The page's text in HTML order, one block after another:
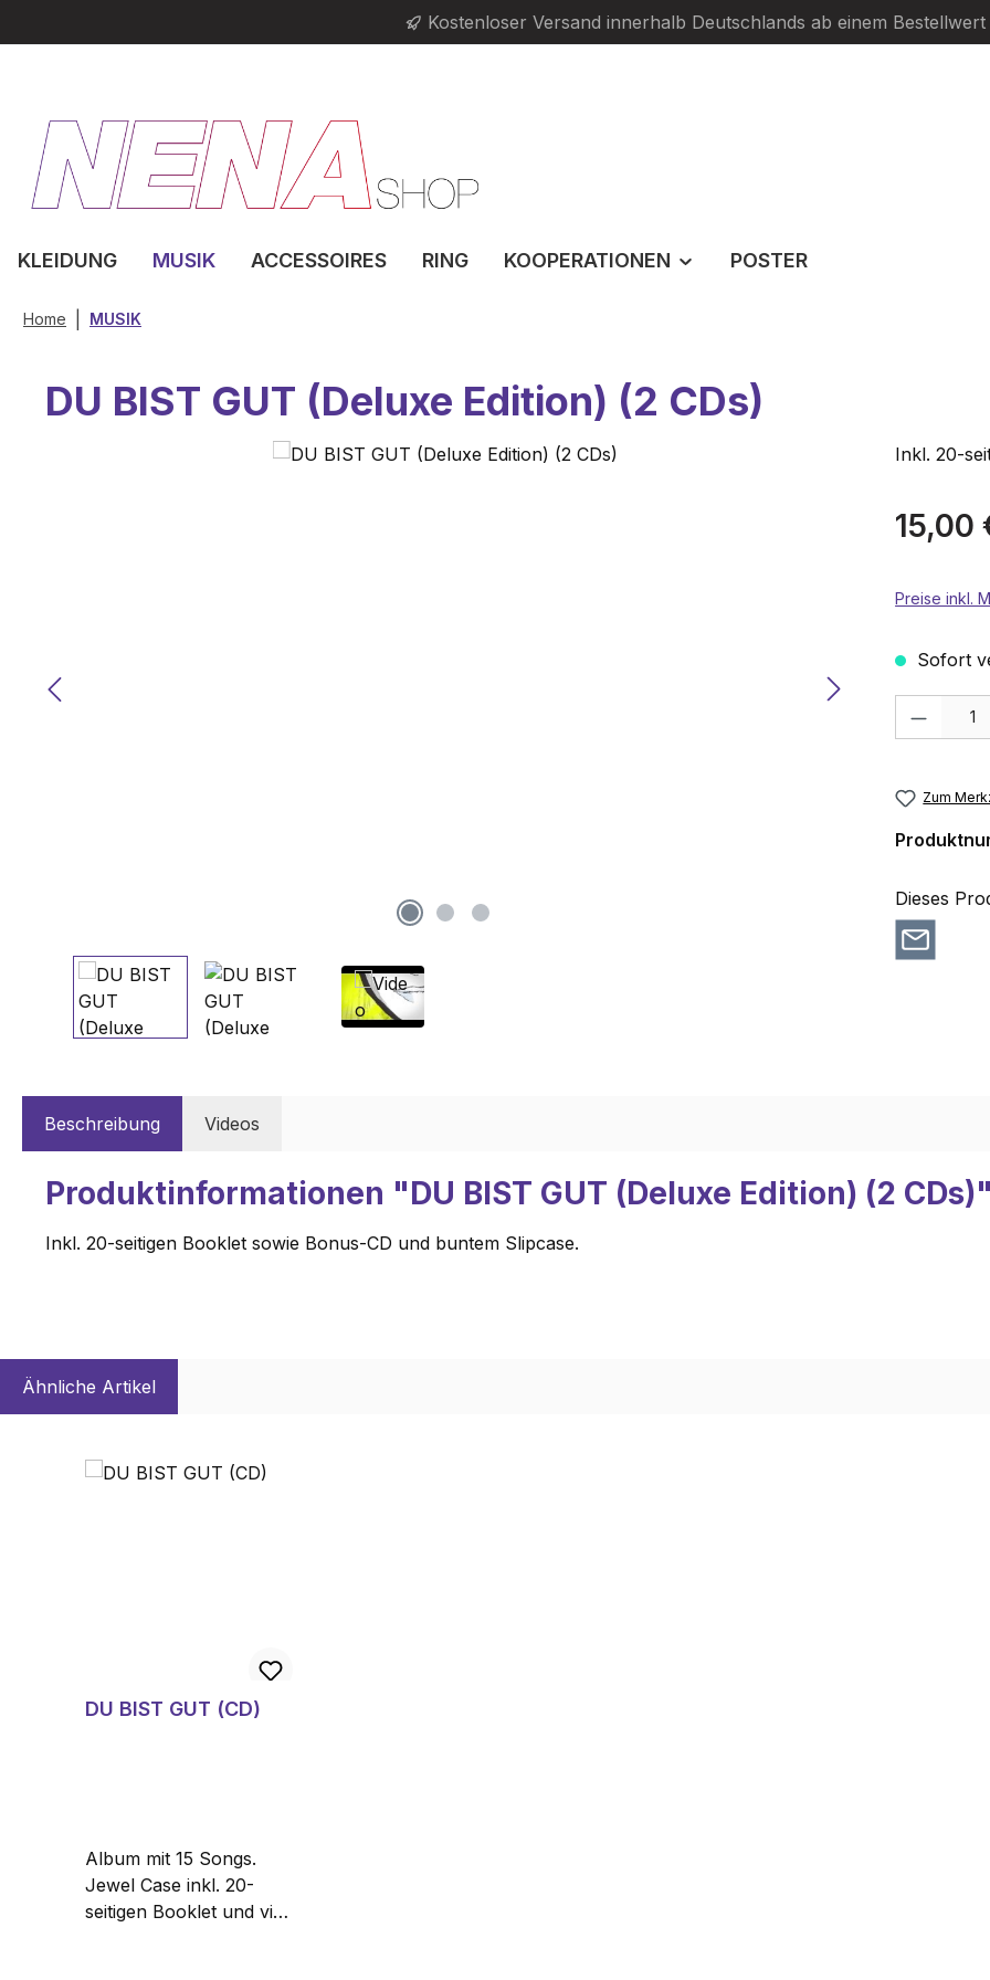
Kostenloser Versand innerhalb Deutschlands ab einem
KLEIDUNG MUSIK ACCESSOIRES RING KOOPERATIONEN POSTER
Home MUSIK
DU BIST GUT (Deluxe Edition) (2 CDs)
Inkl. 20-
Regulärer
15,00
Preise inkl.
Sofort
Zum
Dieses
Beschreibung Videos
Produktinformationen "DU BIST GUT (Deluxe Edition) (2
Inkl. 20-seitigen Booklet sowie Bonus-CD und buntem Slipcase.
Ähnliche Artikel
DU BIST GUT (CD)
Album mit 15 Songs.
Jewel Case inkl. 20-
seitigen Booklet und vier